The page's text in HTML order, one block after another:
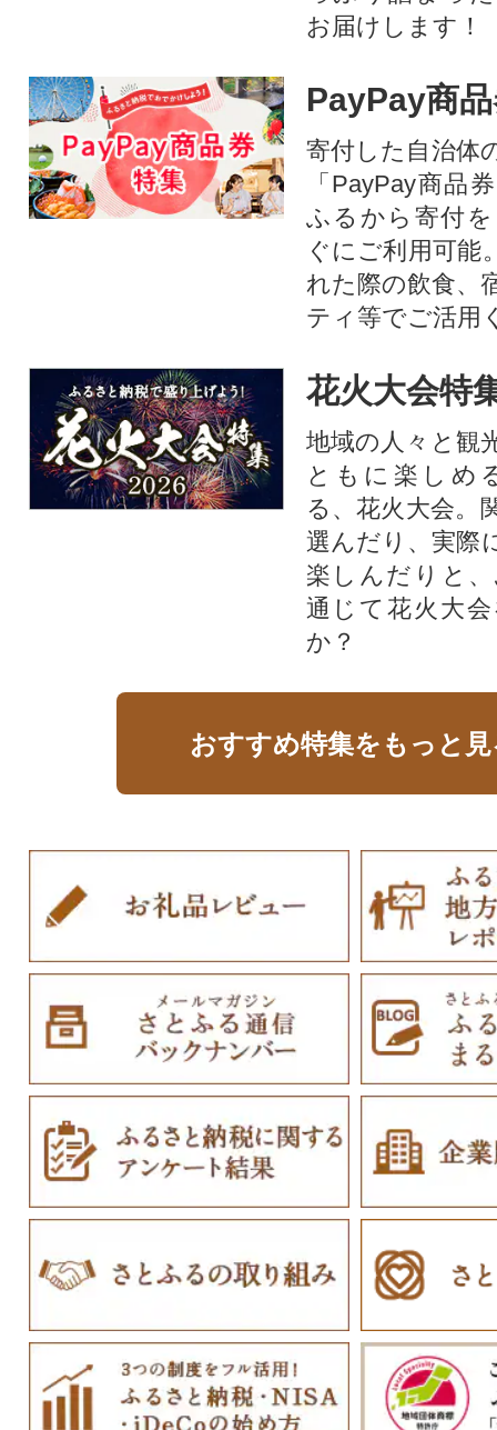
お届けします！
PayPay商
寄付した自治体
「PayPay商品
ふるから寄付
ぐにご利用可能
れた際の飲食、
ティ等でご活用
花火大会特
地域の人々と観
ともに楽しめ
る、花火大会。
選んだり、実際
楽しんだりと
通じて花火大
か？​
おすすめ特集をもっと